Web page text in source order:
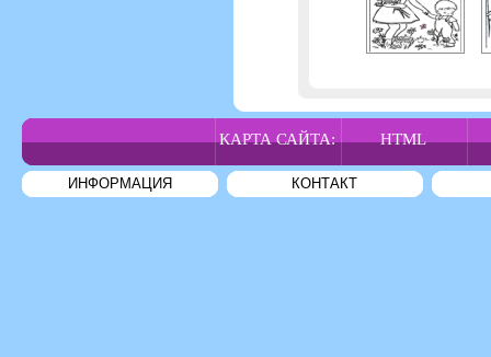
КАРТА САЙТА: HTML
ИНФОРМАЦИЯ КОНТАКТ